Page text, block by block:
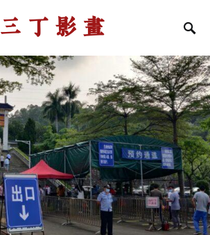
三丁影画